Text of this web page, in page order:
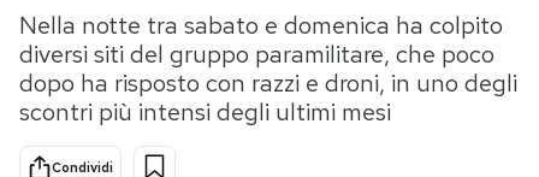
Tecnologia
Internet
Scienza
Cultura
Economia
Storie/Idee
Ok Boomer!
Media
Europa
Nella notte tra sabato e domenica ha colpito
diversi siti del gruppo paramilitare, che poco
dopo ha risposto con razzi e droni, in uno degli
scontri più intensi degli ultimi mesi
Condividi